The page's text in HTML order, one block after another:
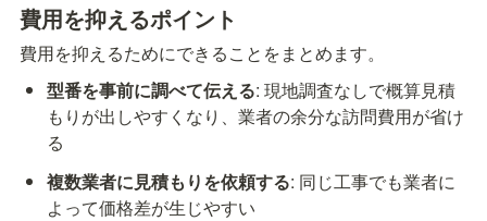
費用を抑えるポイント
費用を抑えるためにできることをまとめます。
型番を事前に調べて伝える: 現地調査なしで概算見積
もりが出しやすくなり、業者の余分な訪問費用が省け
る
複数業者に見積もりを依頼する: 同じ工事でも業者に
よって価格差が生じやすい